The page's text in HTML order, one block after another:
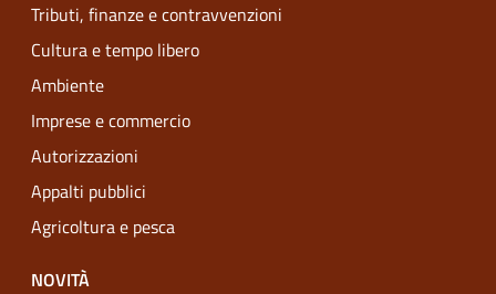
Tributi, finanze e contravvenzioni
Cultura e tempo libero
Ambiente
Imprese e commercio
Autorizzazioni
Appalti pubblici
Agricoltura e pesca
NOVITÀ